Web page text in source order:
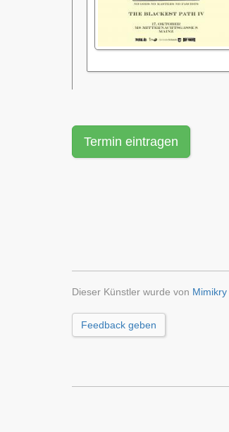
Termin eintragen
Dieser Künstler wurde von Mimikry
Feedback geben